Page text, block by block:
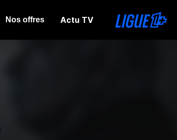
Nos offres Actu TV